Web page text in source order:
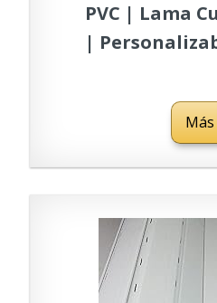
PVC | Lama
|
PERTONI
50cm x 100cm